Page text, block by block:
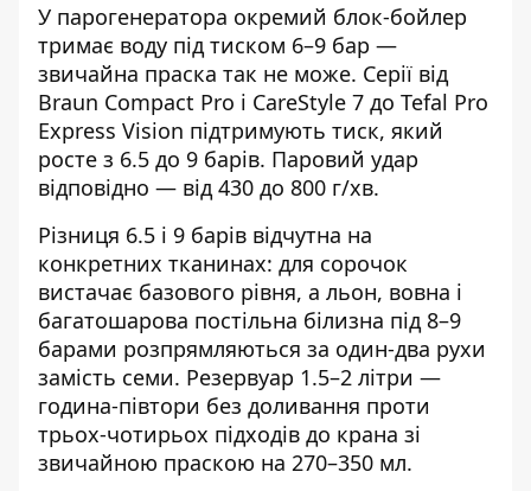
У парогенератора окремий блок-бойлер
тримає воду під тиском 6–9 бар —
звичайна праска так не може. Серії від
Braun Compact Pro і CareStyle 7 до Tefal Pro
Express Vision підтримують тиск, який
росте з 6.5 до 9 барів. Паровий удар
відповідно — від 430 до 800 г/хв.
Різниця 6.5 і 9 барів відчутна на
конкретних тканинах: для сорочок
вистачає базового рівня, а льон, вовна і
багатошарова постільна білизна під 8–9
барами розпрямляються за один-два рухи
замість семи. Резервуар 1.5–2 літри —
година-півтори без доливання проти
трьох-чотирьох підходів до крана зі
звичайною праскою на 270–350 мл.